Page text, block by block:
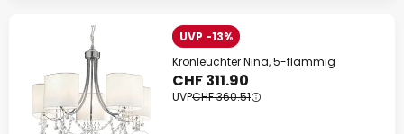
UVP -13%
Kronleuchter Nina, 5-flammig
CHF 311.90
UVPCHF 360.51